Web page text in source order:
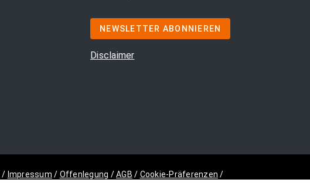
NEWSLETTER ABONNIEREN
Disclaimer
/ Impressum / Offenlegung /AGB / Cookie-Präferenzen /